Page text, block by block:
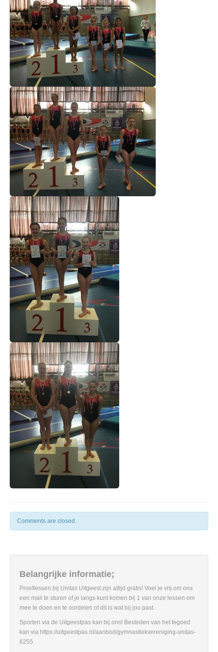
Comments are closed.
Belangrijke informatie;
Proeflessen bij Unitas Uitgeest zijn altijd gratis! Voel je vrij om ons
een mail te sturen of je langs kunt komen bij 1 van onze lessen om
mee te doen en te oordelen of dit is wat bij jou past.
Sporten via de Uitgeestpas kan bij ons! Besteden van het tegoed
kan via https://uitgeestpas.nl/aanbod/gymnastiekvereniging-unitas-
6255